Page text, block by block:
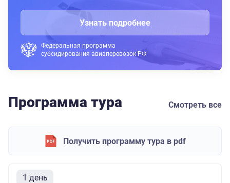
Узнать подробнее
Федеральная программа
субсидирования авиаперевозок РФ
Программа тура Смотреть все
Получить программу тура в pdf
1 день